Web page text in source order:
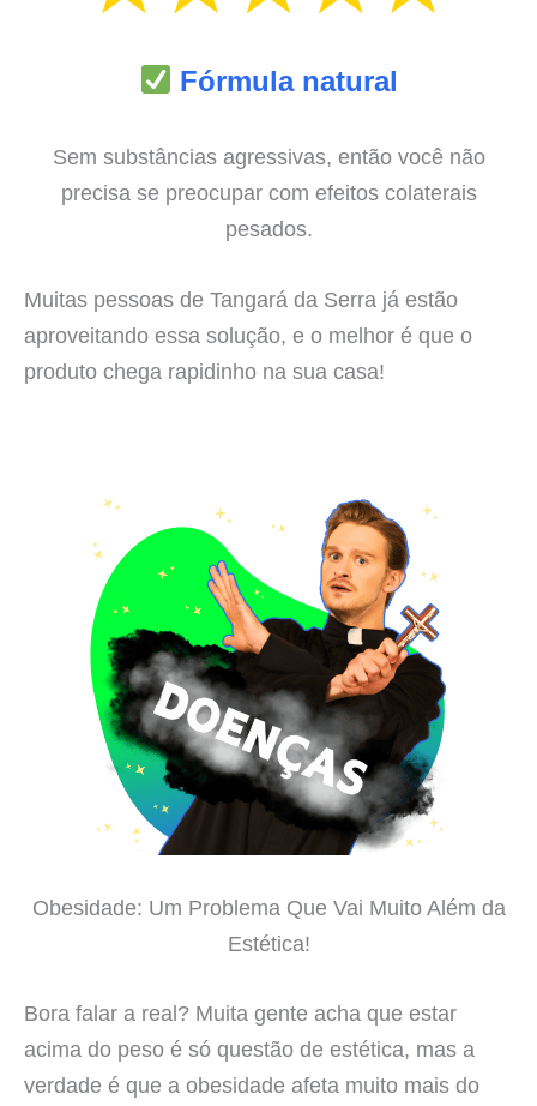
Fórmula natural
Sem substâncias agressivas, então você não
precisa se preocupar com efeitos colaterais
pesados.
Muitas pessoas de Tangará da Serra já estão
aproveitando essa solução, e o melhor é que o
produto chega rapidinho na sua casa!
Obesidade: Um Problema Que Vai Muito Além da
Estética!
Bora falar a real? Muita gente acha que estar
acima do peso é só questão de estética, mas a
verdade é que a obesidade afeta muito mais do